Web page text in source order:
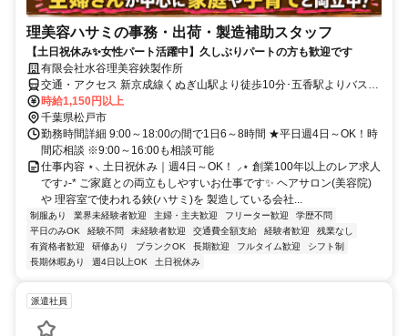
理美容ハサミの事務・出荷・製造補助スタッフ
【土日祝休み✨女性パート活躍中】久しぶりパートの方も歓迎です
有限会社水谷理美容鋏製作所
交通・アクセス 新京成線くぬぎ山駅より徒歩10分･五香駅よりバス10
分
時給1,150円以上
千葉県松戸市
勤務時間詳細 9:00～18:00の間で1日6～8時間 ★平日週4日～OK！時
間応相談 ※9:00～16:00も相談可能
仕事内容 ⋆⸜ 土日祝休み｜週4日～OK！ ⸝⋆ 創業100年以上のレア求人
です♪-* ご家庭との両立もしやすいお仕事です✨ ヘアサロン(美容院)
や 理容室で使われる鋏(ハサミ)を 製造している会社...
制服あり 業界未経験者歓迎 主婦・主夫歓迎 フリーター歓迎
学歴不問
平日のみOK
経験不問 未経験者歓迎 交通費全額支給 経験者歓迎
残業なし
有資格者歓迎
研修あり ブランクOK 長期歓迎 フルタイム歓迎
シフト制
長期休暇あり
週4日以上OK 土日祝休み
派遣社員